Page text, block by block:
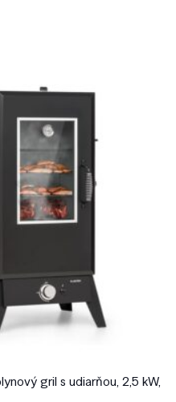
gril s udiarňou, 2,5 kW,